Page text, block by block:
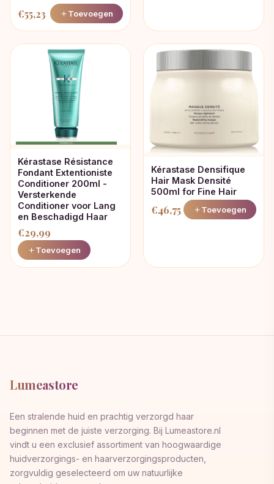
€55,23 Toevoegen
Kérastase Résistance
Fondant Extentioniste
Conditioner 200ml -
Versterkende
Conditioner voor Lang
en Beschadigd Haar
€29,99
Toevoegen
Kérastase Densifique
Hair Mask Densité
500ml for Fine Hair
€46,75 Toevoegen
Lumeastore
Een stralende huid en prachtig verzorgd haar
beginnen met de juiste verzorging. Bij Lumeastore.nl
vindt u een exclusief assortiment van hoogwaardige
huidverzorgings- en haarverzorgingsproducten,
zorgvuldig geselecteerd om uw natuurlijke